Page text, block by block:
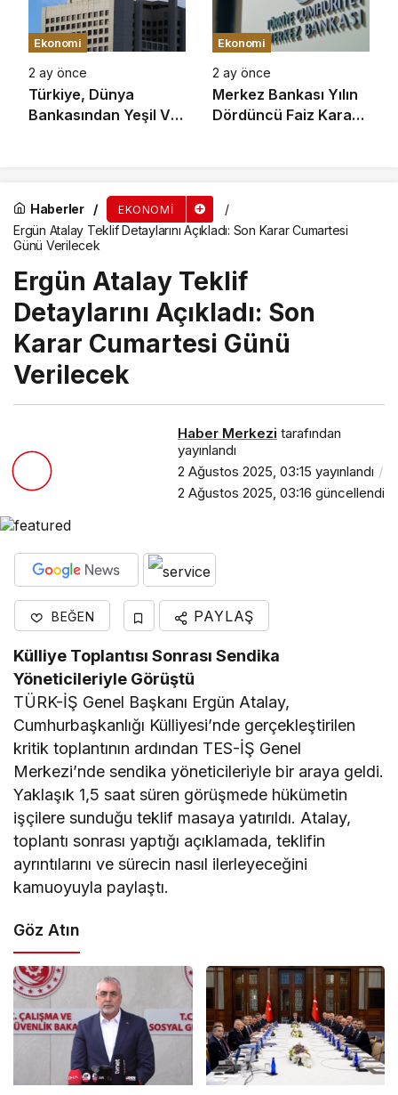
Sağlandı
Ekonomi
2 ay önce
Türkiye, Dünya
Bankasından Yeşil Ve
Finansman Sağladı
Ekonomi
2 ay önce
Merkez Bankası Yılın
Dördüncü Faiz Kararı
Haberler EKONOMI
Ergün Atalay Teklif Detaylarını Açıkladı: Son Karar Cumartesi
Günü Verilecek
Ergün Atalay Teklif
Detaylarını Açıkladı: Son
Karar Cumartesi Günü
Verilecek
Haber Merkezi tarafından
yayınlandı
2 Ağustos 2025, 03:15 yayınlandı
2 Ağustos 2025, 03:16 güncellendi
BEĞEN PAYLAŞ
Külliye Toplantısı Sonrası Sendika
Yöneticileriyle Görüştü
TÜRK-İŞ Genel Başkanı Ergün Atalay,
Cumhurbaşkanlığı Külliyesi’nde gerçekleştirilen
kritik toplantının ardından TES-İŞ Genel
Merkezi’nde sendika yöneticileriyle bir araya geldi.
Yaklaşık 1,5 saat süren görüşmede hükümetin
işçilere sunduğu teklif masaya yatırıldı. Atalay,
toplantı sonrası yaptığı açıklamada, teklifin
ayrıntılarını ve sürecin nasıl ilerleyeceğini
kamuoyuyla paylaştı.
Göz Atın